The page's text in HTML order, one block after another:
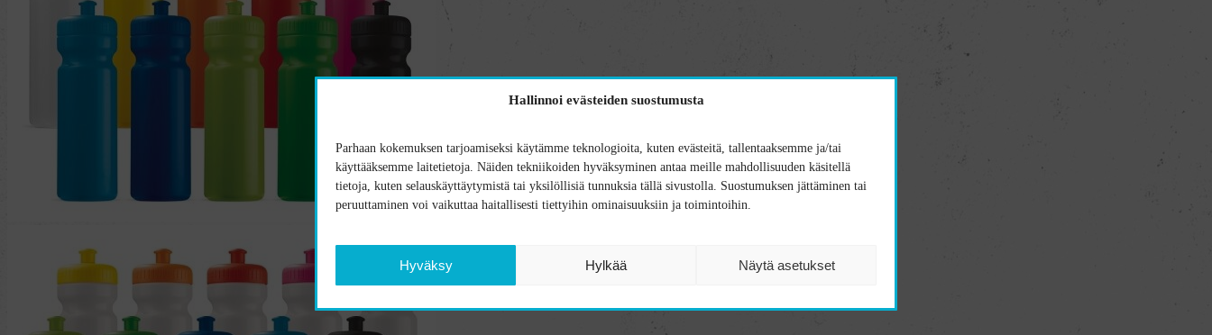
Hallinnoi evästeiden suostumusta
Parhaan kokemuksen tarjoamiseksi käytämme teknologioita, kuten evästeitä, tallentaaksemme ja/tai
käyttääksemme laitetietoja. Näiden tekniikoiden hyväksyminen antaa meille mahdollisuuden käsitellä
tietoja, kuten selauskäyttäytymistä tai yksilöllisiä tunnuksia tällä sivustolla. Suostumuksen jättäminen tai
peruuttaminen voi vaikuttaa haitallisesti tiettyihin ominaisuuksiin ja toimintoihin.
Hyväksy Hylkää Näytä asetukset